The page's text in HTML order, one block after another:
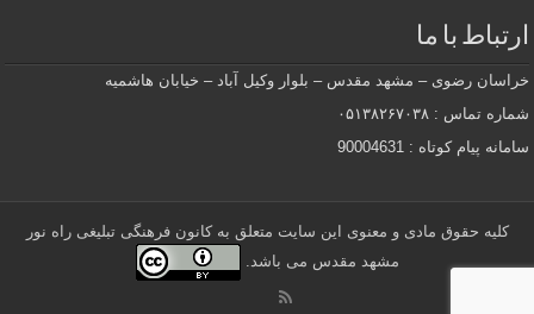
ارتباط با ما
خراسان رضوی – مشهد مقدس – بلوار وکیل آباد – خیابان هاشمیه
شماره تماس : ۰۵۱۳۸۲۶۷۰۳۸
سامانه پیام کوتاه : 90004631
کلیه حقوق مادی و معنوی این سایت متعلق به کانون فرهنگی تبلیغی راه نور
مشهد مقدس می باشد.